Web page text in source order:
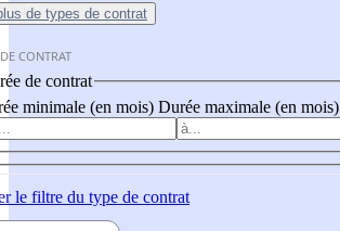
de types de contrat
CONTRAT
de contrat
minimale (en mois) Durée maximale (en mois)
le filtre du type de contrat